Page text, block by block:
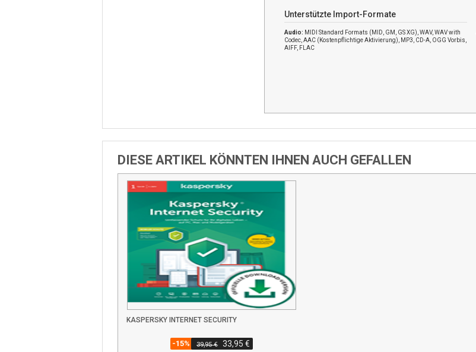
Unterstützte Import-Formate
Audio: MIDI Standard Formats (MID, GM, GS XG), WAV, WAV with
Codec, AAC (Kostenpflichtige Aktivierung), MP3, CD-A, OGG Vorbis,
AIFF, FLAC
DIESE ARTIKEL KÖNNTEN IHNEN AUCH GEFALLEN
KASPERSKY INTERNET SECURITY
-15% 39,95 € 33,95 €